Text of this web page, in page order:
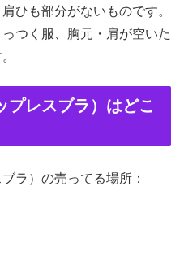
ひも部分がないものです。
つく服、胸元・肩が空いた
プレスブラ）はどこ
ラ）の売ってる場所：